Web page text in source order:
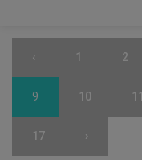
‹ 1 2
9 10 11
17 ›